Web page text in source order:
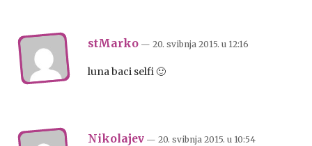
stMarko — 20. svibnja 2015. u 12:16
luna baci selfi 🙂
Nikolajev — 20. svibnja 2015. u 10:54